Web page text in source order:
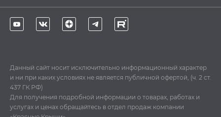
Данный сайт носит исключительно информационный характер
и ни при каких условиях не является публичной офертой, (ч. 2 ст.
437 ГК РФ)
Для получения подробной информации о товарах, работах и
услугах и ценах обращайтесь в отдел продаж компании